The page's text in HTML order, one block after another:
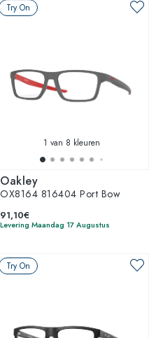
Try On
1 van 8 kleuren
Oakley
OX8164 816404 Port Bow
91,10€
Levering Maandag 17 Augustus
Try On